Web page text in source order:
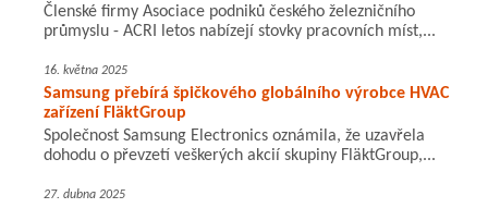
Členské firmy Asociace podniků českého železničního
průmyslu - ACRI letos nabízejí stovky pracovních míst,...
16. května 2025
Samsung přebírá špičkového globálního výrobce HVAC
zařízení FläktGroup
Společnost Samsung Electronics oznámila, že uzavřela
dohodu o převzetí veškerých akcií skupiny FläktGroup,...
27. dubna 2025